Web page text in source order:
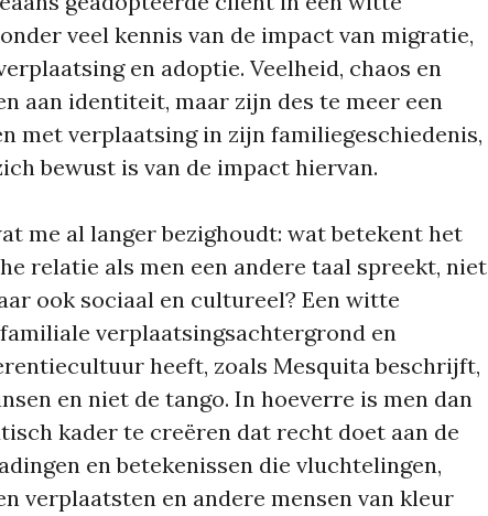
veel kennis van de impact van migratie,
en adoptie. Veelheid, chaos en
aan identiteit, maar zijn des te meer een
met verplaatsing in zijn familiegeschiedenis,
bewust is van de impact hiervan.
me al langer bezighoudt: wat betekent het
relatie als men een andere taal spreekt, niet
ook sociaal en cultureel? Een witte
verplaatsingsachtergrond en
heeft, zoals Mesquita beschrijft,
en niet de tango. In hoeverre is men dan
kader te creëren dat recht doet aan de
en betekenissen die vluchtelingen,
verplaatsten en andere mensen van kleur